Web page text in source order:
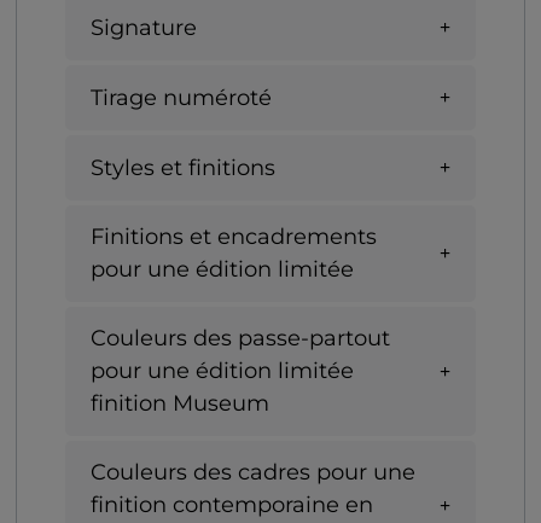
Signature
Tirage numéroté
Styles et finitions
Finitions et encadrements
pour une édition limitée
Couleurs des passe-partout
pour une édition limitée
finition Museum
Couleurs des cadres pour une
finition contemporaine en